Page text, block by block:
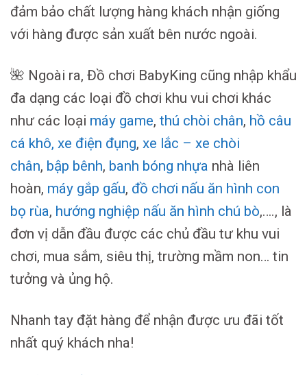
đảm bảo chất lượng hàng khách nhận giống
với hàng được sản xuất bên nước ngoài.
🌺 Ngoài ra, Đồ chơi BabyKing cũng nhập khẩu
đa dạng các loại đồ chơi khu vui chơi khác
như các loại máy game, thú chòi chân, hồ câu
cá khô, xe điện đụng, xe lắc – xe chòi
chân, bập bênh, banh bóng nhựa nhà liên
hoàn, máy gắp gấu, đồ chơi nấu ăn hình con
bọ rùa, hướng nghiệp nấu ăn hình chú bò,…., là
đơn vị dẫn đầu được các chủ đầu tư khu vui
chơi, mua sắm, siêu thị, trường mầm non… tin
tưởng và ủng hộ.
Nhanh tay đặt hàng để nhận được ưu đãi tốt
nhất quý khách nha!